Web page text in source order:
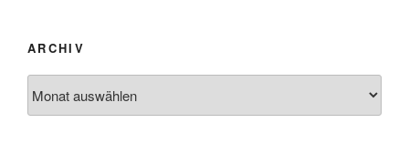
ARCHIV